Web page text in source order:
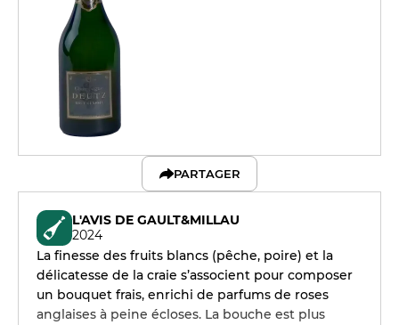
PARTAGER
L'AVIS DE GAULT&MILLAU
2024
La finesse des fruits blancs (pêche, poire) et la
délicatesse de la craie s’associent pour composer
un bouquet frais, enrichi de parfums de roses
anglaises à peine écloses. La bouche est plus